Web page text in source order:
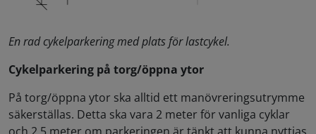
En rad cykelparkering med plats för lastcykel.
Cykelparkering på torg/öppna ytor
På torg/öppna ytor ska alltid ett manövreringsutrymme
säkerställas. Detta ska vara 2 meter för vanliga cyklar